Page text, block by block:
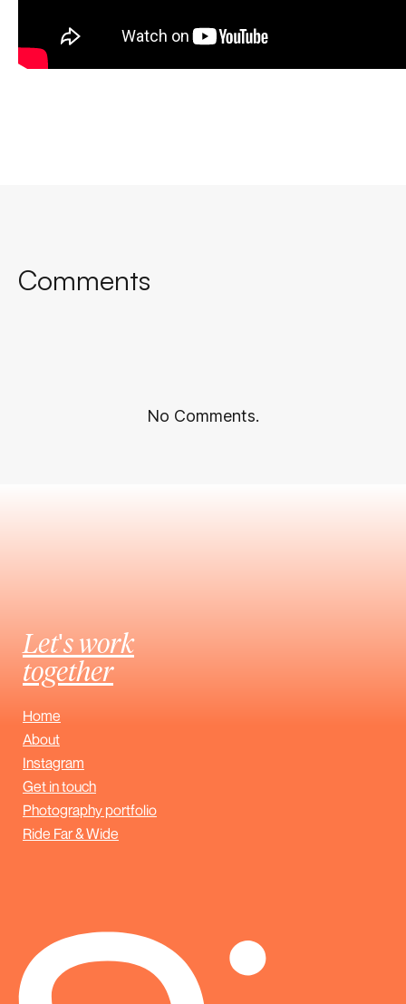
Comments
No Comments.
Let's work
together
Home
About
Instagram
Get in touch
Photography portfolio
Ride Far & Wide